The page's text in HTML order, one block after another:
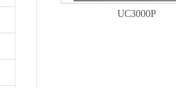
UC3000P